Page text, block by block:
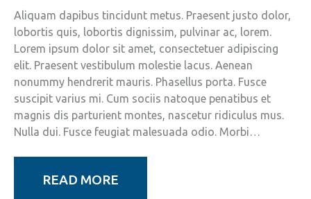
Aliquam dapibus tincidunt metus. Praesent justo dolor,
lobortis quis, lobortis dignissim, pulvinar ac, lorem.
Lorem ipsum dolor sit amet, consectetuer adipiscing
elit. Praesent vestibulum molestie lacus. Aenean
nonummy hendrerit mauris. Phasellus porta. Fusce
suscipit varius mi. Cum sociis natoque penatibus et
magnis dis parturient montes, nascetur ridiculus mus.
Nulla dui. Fusce feugiat malesuada odio. Morbi…
READ MORE